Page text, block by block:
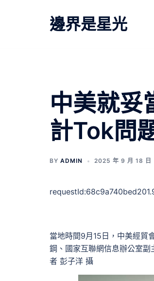
邊界是星光
中美就妥
計Tok問
BY ADMIN 2025 年 9 月 18 日
當地時間9月15日，中美經貿
鋼、國家互聯網信息辦公室
者 彭子洋 攝